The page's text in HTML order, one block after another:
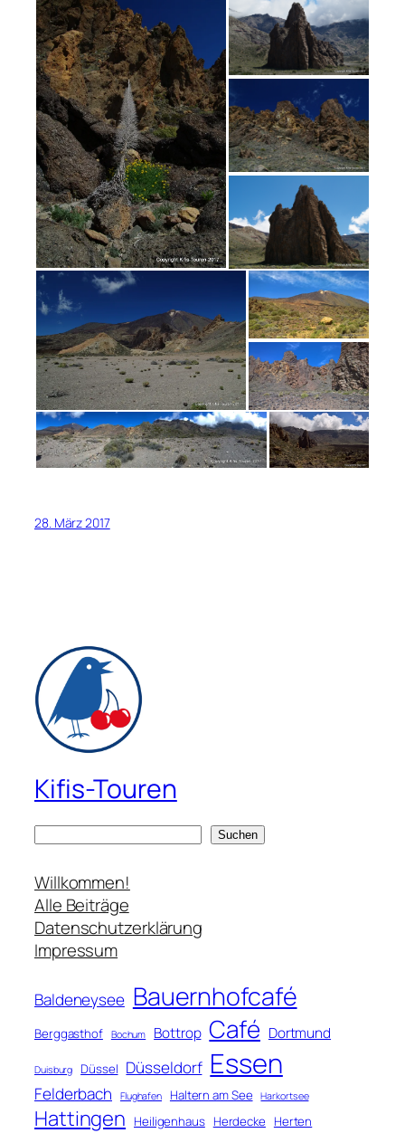
28. März 2017
Kifis-Touren
c
h
e
n
Suchen
Willkommen!
Alle Beiträge
Datenschutzerklärung
Impressum
Baldeneysee Bauernhofcafé
Berggasthof Bochum Bottrop Café Dortmund
Duisburg Düssel Düsseldorf Essen
Felderbach Flughafen Haltern am See Harkortsee
Hattingen Heiligenhaus Herdecke Herten